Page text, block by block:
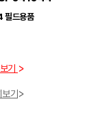
필드용품
기
기